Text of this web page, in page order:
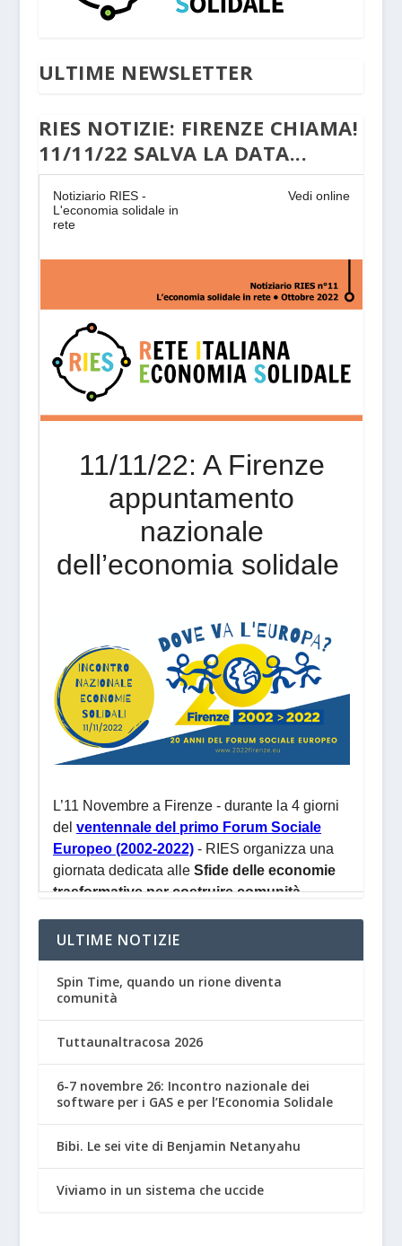
ULTIME NEWSLETTER
RIES NOTIZIE: FIRENZE CHIAMA!
11/11/22 SALVA LA DATA...
ULTIME NOTIZIE
Spin Time, quando un rione diventa
comunità
Tuttaunaltracosa 2026
6-7 novembre 26: Incontro nazionale dei
software per i GAS e per l’Economia Solidale
Bibi. Le sei vite di Benjamin Netanyahu
Viviamo in un sistema che uccide